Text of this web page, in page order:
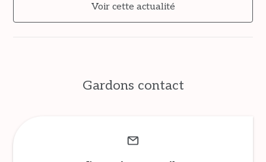
Voir cette actualité
Gardons contact